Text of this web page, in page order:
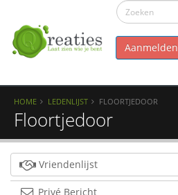
Aanmelden
HOME LEDENLIJST FLOORTJEDOOR
Floortjedoor
Vriendenlijst
Privé Bericht